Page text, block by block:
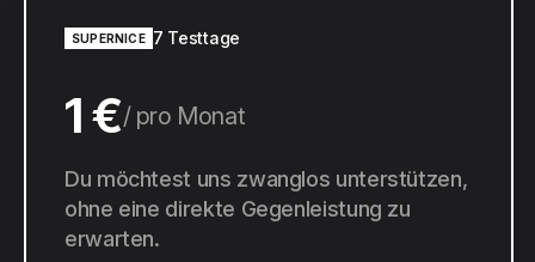
SUPERNICE 7 Testtage
1 € pro Monat
10 € pro Jahr
Du möchtest uns zwanglos unterstützen,
ohne eine direkte Gegenleistung zu
erwarten.